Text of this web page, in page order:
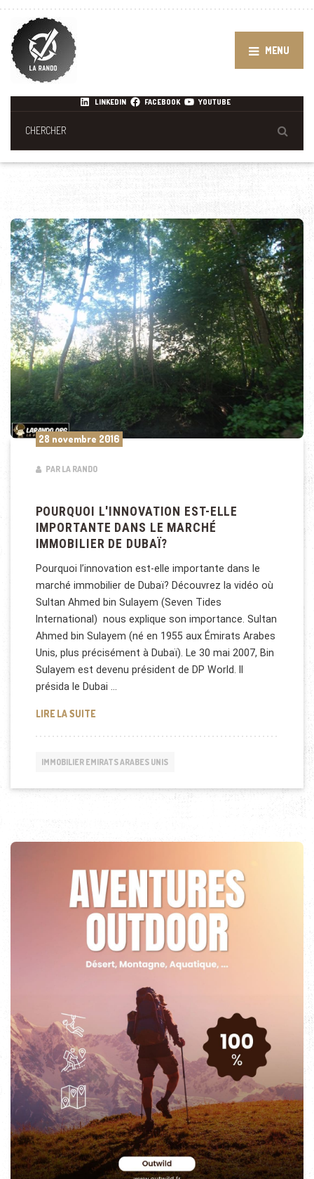
MENU
LINKEDIN FACEBOOK YOUTUBE
28 novembre 2016
PAR LA RANDO
POURQUOI L'INNOVATION EST-ELLE
IMPORTANTE DANS LE MARCHÉ
IMMOBILIER DE DUBAÏ?
Pourquoi l’innovation est-elle importante dans le
marché immobilier de Dubaï? Découvrez la vidéo où
Sultan Ahmed bin Sulayem (Seven Tides
International) nous explique son importance. Sultan
Ahmed bin Sulayem (né en 1955 aux Émirats Arabes
Unis, plus précisément à Dubaï). Le 30 mai 2007, Bin
Sulayem est devenu président de DP World. Il
présida le Dubai …
LIRE LA SUITEPOURQUOI L'INNOVATION EST-ELLE IMPORTANTE
IMMOBILIER EMIRATS ARABES UNIS